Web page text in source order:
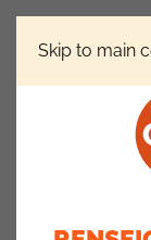
Skip to main
ACTUALITÉ AXA